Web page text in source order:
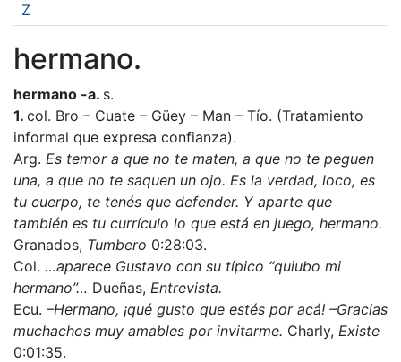
Z
hermano.
hermano -a. s.
1. col. Bro – Cuate – Güey – Man – Tío. (Tratamiento
informal que expresa confianza).
Arg. Es temor a que no te maten, a que no te peguen
una, a que no te saquen un ojo. Es la verdad, loco, es
tu cuerpo, te tenés que defender. Y aparte que
también es tu currículo lo que está en juego, hermano.
Granados, Tumbero 0:28:03.
Col. …aparece Gustavo con su típico “quiubo mi
hermano”… Dueñas, Entrevista.
Ecu. –Hermano, ¡qué gusto que estés por acá! –Gracias
muchachos muy amables por invitarme. Charly, Existe
0:01:35.